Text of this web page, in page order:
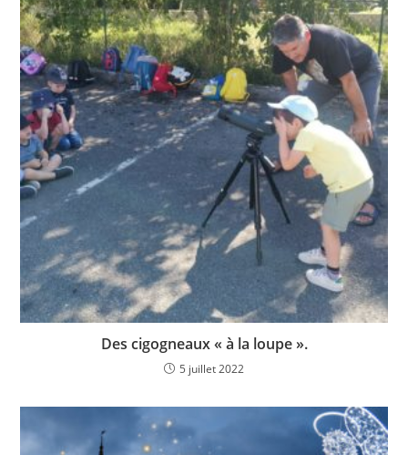
Des cigogneaux « à la loupe ».
5 juillet 2022